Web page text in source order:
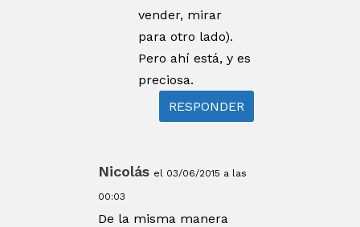
vender, mirar
para otro lado).
Pero ahí está, y es
preciosa.
RESPONDER
Nicolás el 03/06/2015 a las
00:03
De la misma manera